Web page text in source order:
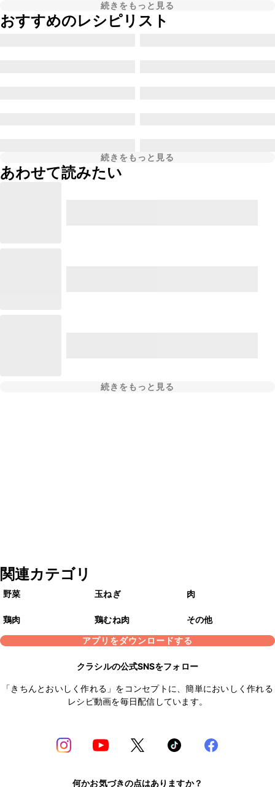
続きをもっと見る
おすすめのレシピリスト
続きをもっと見る
あわせて読みたい
続きをもっと見る
関連カテゴリ
野菜 玉ねぎ 肉
鶏肉 鶏むね肉
その他
アプリをダウンロードする
クラシルの公式SNSをフォロー
「きちんとおいしく作れる」をコンセプトに、簡単においしく作れる
レシピ動画を毎日配信しています。
何かお気づきの点はありますか？